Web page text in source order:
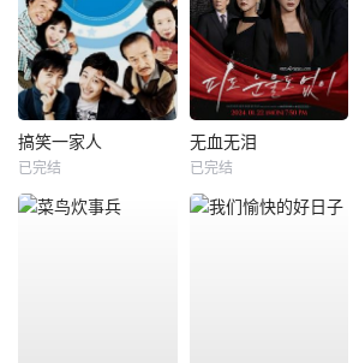
搞笑一家人
已完结
无血无泪
已完结